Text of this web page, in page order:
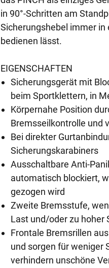
in 90°-Schritten am
Sicherungshebel immer in
bedienen lässt.
EIGENSCHAFTEN
Sicherungsgerät mit
beim Sportklettern, in
Körpernahe Position
Bremsseilkontrolle und
Bei direkter
Sicherungskarabiners
Ausschaltbare Anti-
automatisch blockiert,
gezogen wird
Zweite Bremsstufe,
Last und/oder zu hoher
Frontale Bremsrillen
und sorgen für weniger
verhindern unschöne